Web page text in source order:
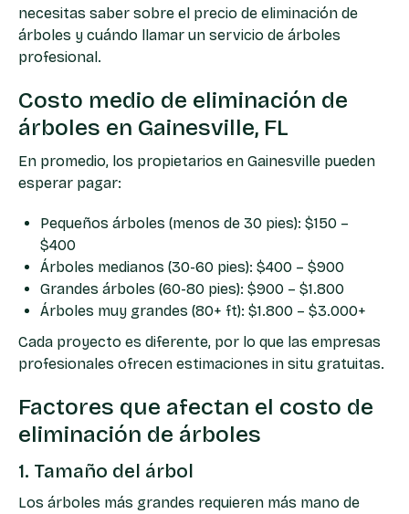
necesitas saber sobre el precio de eliminación de
árboles y cuándo llamar un servicio de árboles
profesional.
Costo medio de eliminación de
árboles en Gainesville, FL
En promedio, los propietarios en Gainesville pueden
esperar pagar:
Pequeños árboles (menos de 30 pies): $150 –
$400
Árboles medianos (30-60 pies): $400 – $900
Grandes árboles (60-80 pies): $900 – $1.800
Árboles muy grandes (80+ ft): $1.800 – $3.000+
Cada proyecto es diferente, por lo que las empresas
profesionales ofrecen estimaciones in situ gratuitas.
Factores que afectan el costo de
eliminación de árboles
1. Tamaño del árbol
Los árboles más grandes requieren más mano de